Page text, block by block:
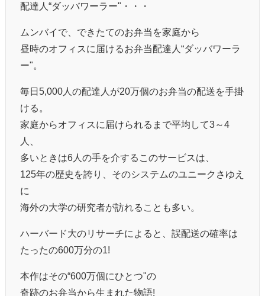
配達人“ダッバワーラー"・・・
ムンバイで、できたてのお弁当を家庭から
昼時のオフィスに届けるお弁当配達人“ダッバワーラ
ー"。
毎日5,000人の配達人が20万個のお弁当の配送を手掛
ける。
家庭からオフィスに届けられるまで平均して3～4
人、
多いときは6人の手を介するこのサービスは、
125年の歴史を誇り、そのシステムのユニークさゆえ
に
海外の大学の研究者が訪れることも多い。
ハーバード大のリサーチによると、誤配送の確率は
たったの600万分の1!
本作はその“600万個にひとつ"の
奇跡のお弁当から生まれた物語!